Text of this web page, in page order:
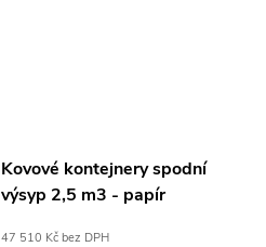
Kovové kontejnery spodní
výsyp 2,5 m3 - papír
47 510 Kč bez DPH